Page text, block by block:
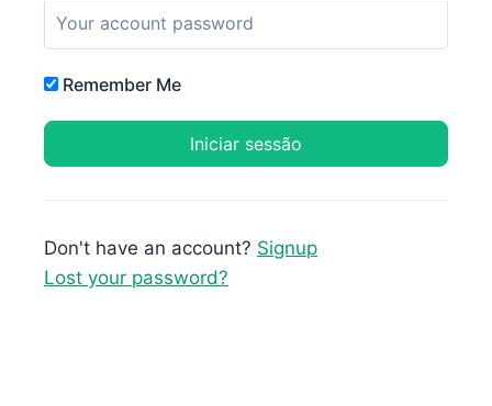
Remember Me
Don't have an account? Signup
Lost your password?